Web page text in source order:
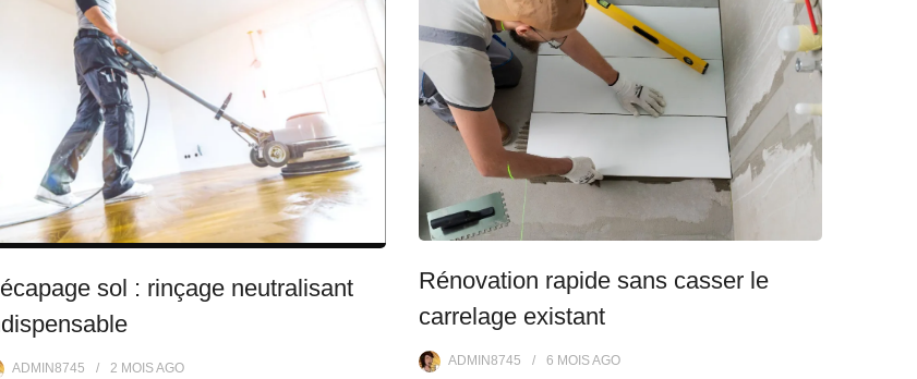
sol : rinçage neutralisant
ADMIN8745 2 MOISAGO
Rénovation rapide sans casser le
carrelage existant
ADMIN8745 6 MOISAGO